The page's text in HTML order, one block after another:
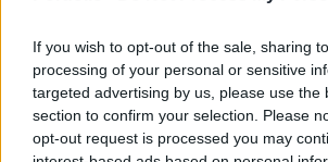
If you wish to opt-out of the sale, sharing
processing of your personal or sensitive
targeted advertising by us, please use the
section to confirm your selection. Please
opt-out request is processed you may
előttit a Deutsche Bank szerint.
A világgazdaság felépülése a
mélypontról a korábban reméltnél jóval
halad - írta a Deutsche Bank vezető
Hooper a bank ügyfeleinek hétfőn